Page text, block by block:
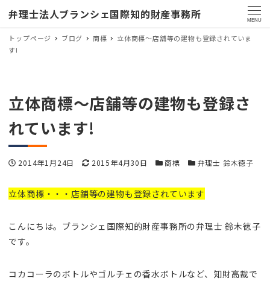
弁理士法人ブランシェ国際知的財産事務所 MENU
トップページ ブログ 商標
立体商標～店舗等の建物も登録されていま
す!
立体商標～店舗等の建物も登録さ
れています!
投稿日
2014年1月24日 更新日
2015年4月30日 カテゴリー
商標 カテゴリー
弁理士 鈴木徳子
立体商標・・・ 店舗等の建物も登録されています
こんにちは。ブランシェ国際知的財産事務所の弁理士 鈴木徳子
です。
コカコーラのボトルやゴルチェの香水ボトルなど、知財高裁で